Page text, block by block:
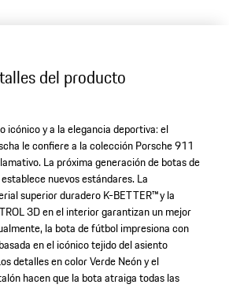
del producto
icónico y a la elegancia deportiva: el
le confiere a la colección Porsche 911
La próxima generación de botas de
nuevos estándares. La
superior duradero K-BETTER™ y la
3D en el interior garantizan un mejor
la bota de fútbol impresiona con
en el icónico tejido del asiento
detalles en color Verde Neón y el
hacen que la bota atraiga todas las